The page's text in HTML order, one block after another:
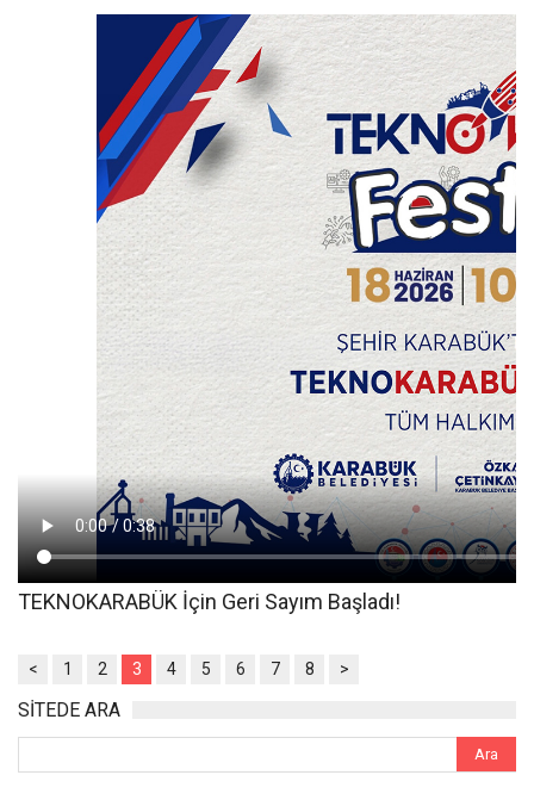
TEKNOKARABÜK İçin Geri Sayım Başladı!
< 1 2 3 4 5 6 7 8 >
SİTEDE ARA